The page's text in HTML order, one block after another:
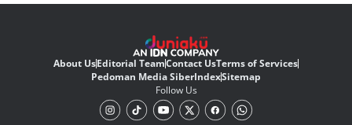
About UsEditorial TeamContact UsTerms of Services
Pedoman Media SiberIndexSitemap
Follow Us